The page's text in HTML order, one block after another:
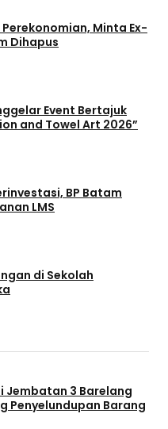
Minta Ex-
Dihapus
Event Bertajuk
and Towel Art 2026”
BP Batam
LMS
di Sekolah
Jembatan 3 Barelang
Penyelundupan Barang